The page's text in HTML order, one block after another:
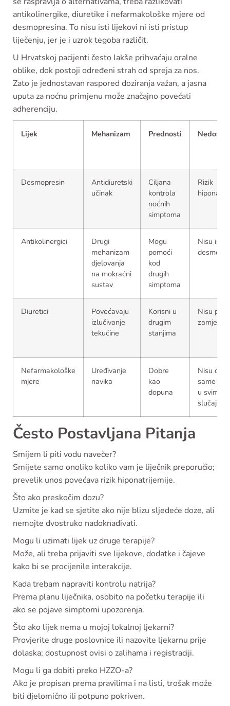
antikolinergike, diuretike i nefarmakološke mjere od
desmopresina. To nisu isti lijekovi ni isti pristup
liječenju, jer je i uzrok tegoba različit.
U Hrvatskoj pacijenti često lakše prihvaćaju oralne
oblike, dok postoji određeni strah od spreja za nos.
Zato je jednostavan raspored doziranja važan, a jasna
uputa za noćnu primjenu može značajno povećati
adherenciju.
Lijek Mehanizam Prednosti
Desmopresin
Antidiuretski
učinak
Ciljana
kontrola
noćnih
simptoma
Rizik
Antikolinergici
Drugi
mehanizam
djelovanja
na mokraćni
sustav
Mogu
pomoći
kod
drugih
simptoma
Nisu isto
Diuretici
Povećavaju
izlučivanje
tekućine
Korisni u
drugim
stanjima
Nisu
zamjena
Nefarmakološke
mjere
Uređivanje
navika
Dobre
kao
dopuna
Nisu
same po
u svim
Često Postavljana Pitanja
Smijem li piti vodu navečer?
Smijete samo onoliko koliko vam je liječnik preporučio;
prevelik unos povećava rizik hiponatrijemije.
Što ako preskočim dozu?
Uzmite je kad se sjetite ako nije blizu sljedeće doze, ali
nemojte dvostruko nadoknađivati.
Mogu li uzimati lijek uz druge terapije?
Može, ali treba prijaviti sve lijekove, dodatke i čajeve
kako bi se procijenile interakcije.
Kada trebam napraviti kontrolu natrija?
Prema planu liječnika, osobito na početku terapije ili
ako se pojave simptomi upozorenja.
Što ako lijek nema u mojoj lokalnoj ljekarni?
Provjerite druge poslovnice ili nazovite ljekarnu prije
dolaska; dostupnost ovisi o zalihama i registraciji.
Mogu li ga dobiti preko HZZO-a?
Ako je propisan prema pravilima i na listi, trošak može
biti djelomično ili potpuno pokriven.